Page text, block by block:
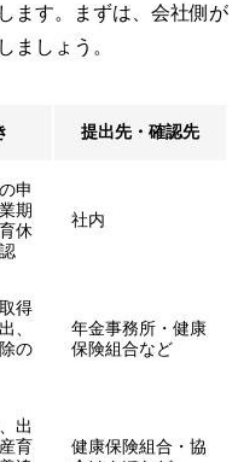
ます。まずは、会社側が
ましょう。
提出先・確認先
申
期
休
社内
得
、
の
年金事務所・健康
保険組合など
出
育
健康保険組合・協